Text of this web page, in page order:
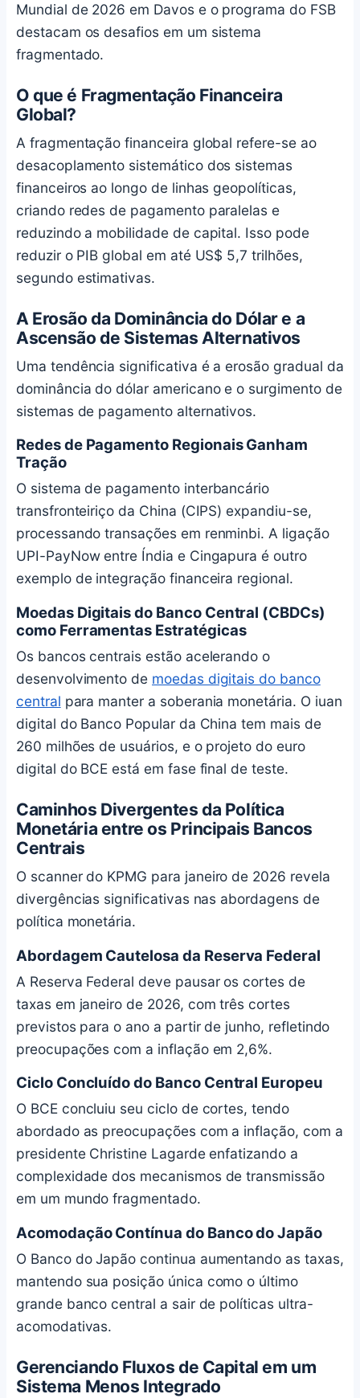
Mundial de 2026 em Davos e o programa do FSB
destacam os desafios em um sistema
fragmentado.
O que é Fragmentação Financeira
Global?
A fragmentação financeira global refere-se ao
desacoplamento sistemático dos sistemas
financeiros ao longo de linhas geopolíticas,
criando redes de pagamento paralelas e
reduzindo a mobilidade de capital. Isso pode
reduzir o PIB global em até US$ 5,7 trilhões,
segundo estimativas.
A Erosão da Dominância do Dólar e a
Ascensão de Sistemas Alternativos
Uma tendência significativa é a erosão gradual da
dominância do dólar americano e o surgimento de
sistemas de pagamento alternativos.
Redes de Pagamento Regionais Ganham
Tração
O sistema de pagamento interbancário
transfronteiriço da China (CIPS) expandiu-se,
processando transações em renminbi. A ligação
UPI-PayNow entre Índia e Cingapura é outro
exemplo de integração financeira regional.
Moedas Digitais do Banco Central (CBDCs)
como Ferramentas Estratégicas
Os bancos centrais estão acelerando o
desenvolvimento de moedas digitais do banco
central para manter a soberania monetária. O iuan
digital do Banco Popular da China tem mais de
260 milhões de usuários, e o projeto do euro
digital do BCE está em fase final de teste.
Caminhos Divergentes da Política
Monetária entre os Principais Bancos
Centrais
O scanner do KPMG para janeiro de 2026 revela
divergências significativas nas abordagens de
política monetária.
Abordagem Cautelosa da Reserva Federal
A Reserva Federal deve pausar os cortes de
taxas em janeiro de 2026, com três cortes
previstos para o ano a partir de junho, refletindo
preocupações com a inflação em 2,6%.
Ciclo Concluído do Banco Central Europeu
O BCE concluiu seu ciclo de cortes, tendo
abordado as preocupações com a inflação, com a
presidente Christine Lagarde enfatizando a
complexidade dos mecanismos de transmissão
em um mundo fragmentado.
Acomodação Contínua do Banco do Japão
O Banco do Japão continua aumentando as taxas,
mantendo sua posição única como o último
grande banco central a sair de políticas ultra-
acomodativas.
Gerenciando Fluxos de Capital em um
Sistema Menos Integrado